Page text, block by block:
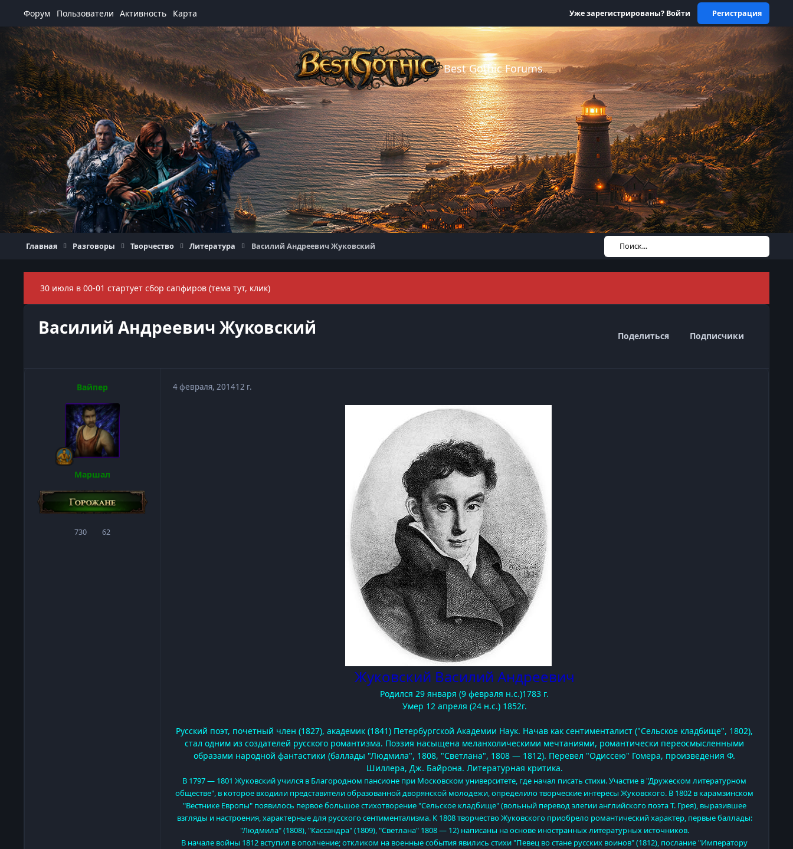
Форум Пользователи Активность Карта Уже зарегистрированы? Войти Регистрация
Best Gothic Forums
Главная Разговоры Творчество Литература Василий Андреевич Жуковский Поиск...
30 июля в 00-01 стартует сбор сапфиров (тема тут, клик)
Василий Андреевич Жуковский Поделиться Подписчики
Вайпер
Маршал
730сообщения
62Репутация
4 февраля, 201412 г.
Жуковский Василий Андреевич
Родился 29 января (9 февраля н.с.)1783 г.
Умер 12 апреля (24 н.с.) 1852г.
Русский поэт, почетный член (1827), академик (1841) Петербургской Академии Наук. Начав как сентименталист ("Сельское кладбище", 1802),
стал одним из создателей русского романтизма. Поэзия насыщена меланхолическими мечтаниями, романтически переосмысленными
образами народной фантастики (баллады "Людмила", 1808, "Светлана", 1808 — 1812). Перевел "Одиссею" Гомера, произведения Ф.
Шиллера, Дж. Байрона. Литературная критика.
В 1797 — 1801 Жуковский учился в Благородном пансионе при Московском университете, где начал писать стихи. Участие в "Дружеском литературном
обществе", в которое входили представители образованной дворянской молодежи, определило творческие интересы Жуковского. В 1802 в карамзинском
"Вестнике Европы" появилось первое большое стихотворение "Сельское кладбище" (вольный перевод элегии английского поэта Т. Грея), выразившее
взгляды и настроения, характерные для русского сентиментализма. К 1808 творчество Жуковского приобрело романтический характер, первые баллады:
"Людмила" (1808), "Кассандра" (1809), "Светлана" 1808 — 12) написаны на основе иностранных литературных источников.
В начале войны 1812 вступил в ополчение; откликом на военные события явились стихи "Певец во стане русских воинов" (1812), послание "Императору